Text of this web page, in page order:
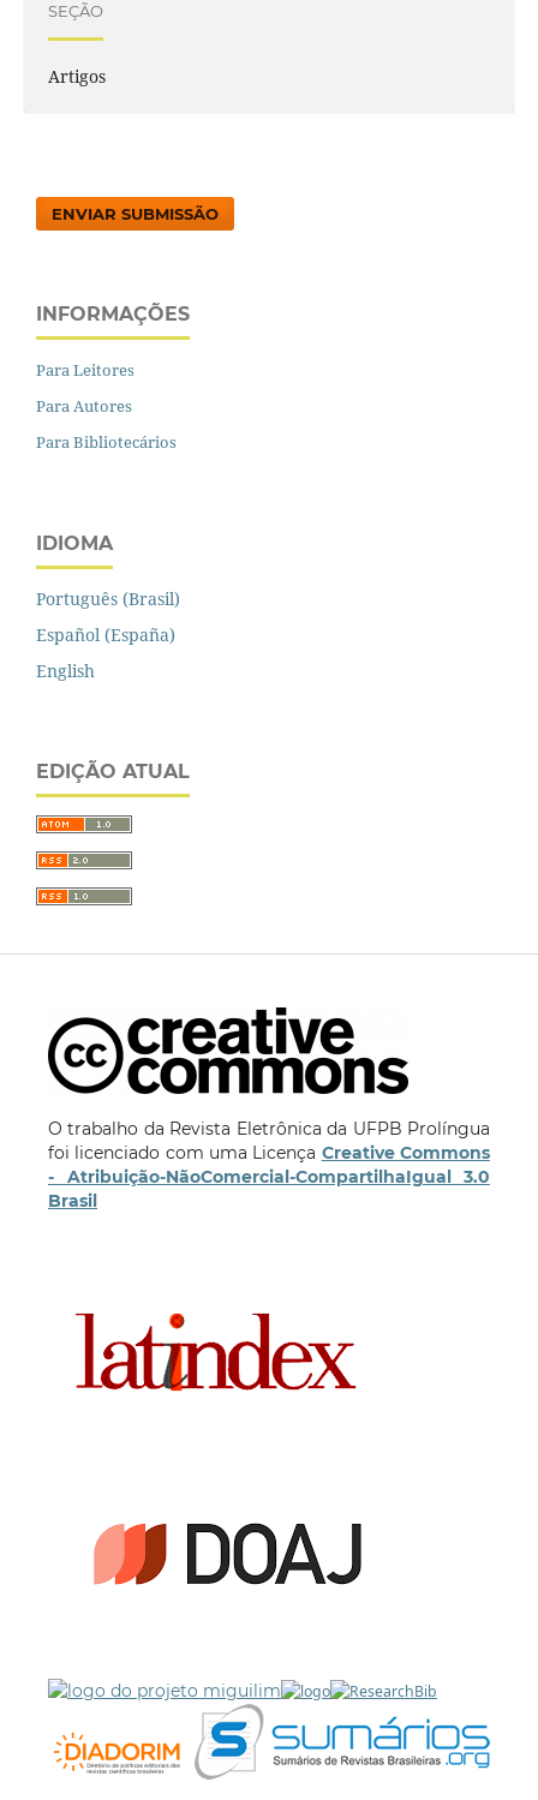
SEÇÃO
Artigos
ENVIAR SUBMISSÃO
INFORMAÇÕES
Para Leitores
Para Autores
Para Bibliotecários
IDIOMA
Português (Brasil)
Español (España)
English
EDIÇÃO ATUAL
O trabalho da Revista Eletrônica da UFPB Prolíngua
foi licenciado com uma Licença Creative Commons
- Atribuição-NãoComercial-CompartilhaIgual 3.0
Brasil